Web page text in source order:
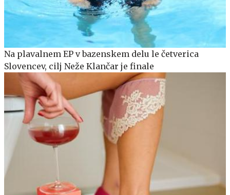
Na plavalnem EP v bazenskem delu le četverica
Slovencev, cilj Neže Klančar je finale